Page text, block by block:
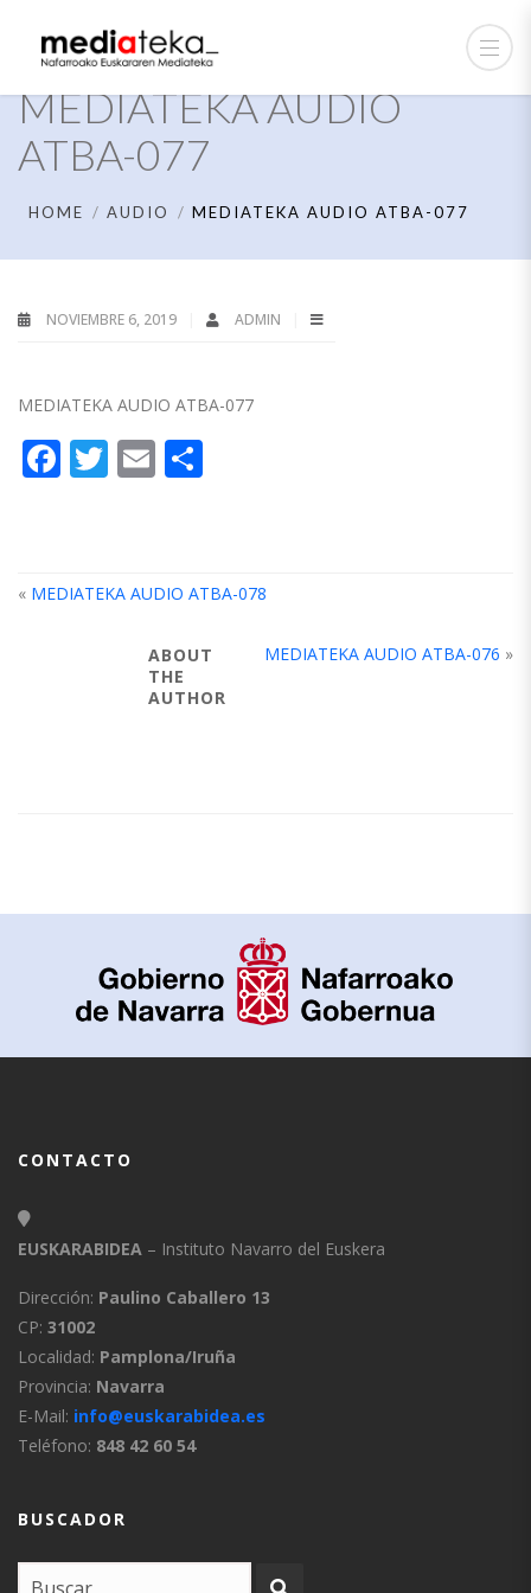
MEDIATEKA AUDIO
ATBA-077
HOME AUDIO MEDIATEKA AUDIO ATBA-077
NOVIEMBRE 6, 2019 ADMIN
MEDIATEKA AUDIO ATBA-077
Facebook
Twitter
Email
« MEDIATEKA AUDIO ATBA-078
MEDIATEKA AUDIO ATBA-076 »
ABOUT
THE
AUTHOR
CONTACTO
EUSKARABIDEA – Instituto Navarro del Euskera
Dirección: Paulino Caballero 13
CP: 31002
Localidad: Pamplona/Iruña
Provincia: Navarra
E-Mail: info@euskarabidea.es
Teléfono: 848 42 60 54
BUSCADOR